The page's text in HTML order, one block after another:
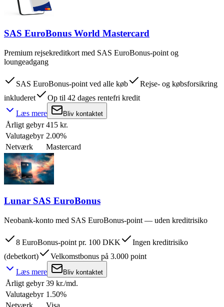
SAS EuroBonus World Mastercard
Premium rejsekreditkort med SAS EuroBonus-point og
loungeadgang
SAS EuroBonus-point ved alle køb
Rejse- og købsforsikring
inkluderet
Op til 42 dages rentefri kredit
Læs mere
Bliv kontaktet
Årligt gebyr 415 kr.
Valutagebyr 2.00%
Netværk
Mastercard
Lunar SAS EuroBonus
Neobank-konto med SAS EuroBonus-point — uden kreditrisiko
8 EuroBonus-point pr. 100 DKK
Ingen kreditrisiko
(debetkort)
Velkomstbonus på 3.000 point
Læs mere
Bliv kontaktet
Årligt gebyr 39 kr./md.
Valutagebyr 1.50%
Netværk
Visa